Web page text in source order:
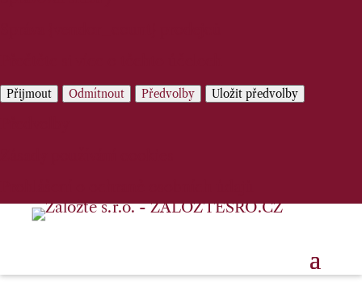
Přijmout Odmítnout Předvolby Uložit předvolby